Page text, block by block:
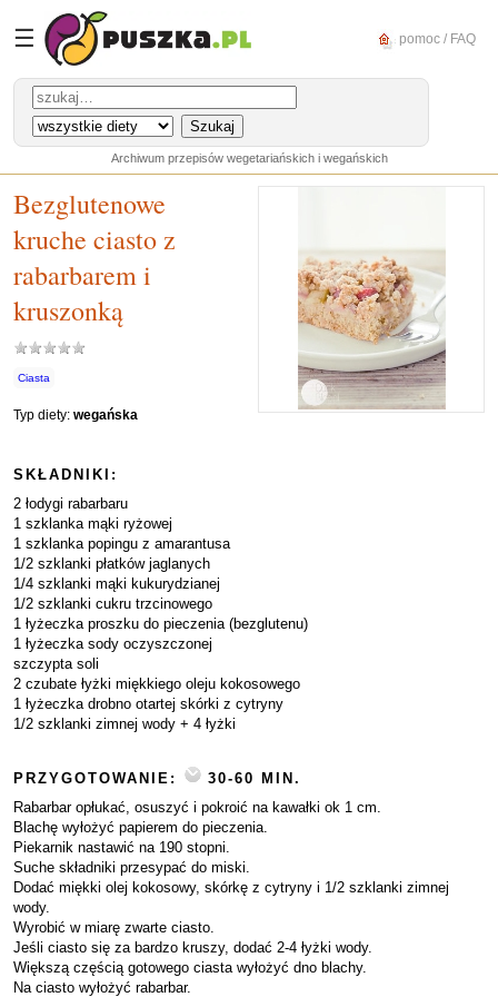
☰ pomoc / FAQ
Archiwum przepisów wegetariańskich i wegańskich
Bezglutenowe
kruche ciasto z
rabarbarem i
kruszonką
Ciasta
Typ diety: wegańska
SKŁADNIKI:
2 łodygi rabarbaru
1 szklanka mąki ryżowej
1 szklanka popingu z amarantusa
1/2 szklanki płatków jaglanych
1/4 szklanki mąki kukurydzianej
1/2 szklanki cukru trzcinowego
1 łyżeczka proszku do pieczenia (bezglutenu)
1 łyżeczka sody oczyszczonej
szczypta soli
2 czubate łyżki miękkiego oleju kokosowego
1 łyżeczka drobno otartej skórki z cytryny
1/2 szklanki zimnej wody + 4 łyżki
PRZYGOTOWANIE:
30-60 MIN.
Rabarbar opłukać, osuszyć i pokroić na kawałki ok 1 cm.
Blachę wyłożyć papierem do pieczenia.
Piekarnik nastawić na 190 stopni.
Suche składniki przesypać do miski.
Dodać miękki olej kokosowy, skórkę z cytryny i 1/2 szklanki zimnej
wody.
Wyrobić w miarę zwarte ciasto.
Jeśli ciasto się za bardzo kruszy, dodać 2-4 łyżki wody.
Większą częścią gotowego ciasta wyłożyć dno blachy.
Na ciasto wyłożyć rabarbar.